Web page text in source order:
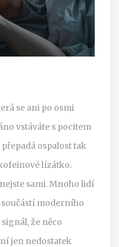
se ani po osmi
vstáváte s pocitem
ospalost tak
lízátko.
sami. Mnoho lidí
moderního
že něco
jen nedostatek